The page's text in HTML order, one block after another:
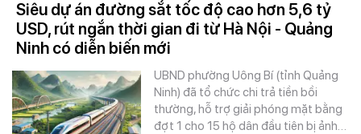
Siêu dự án đường sắt tốc độ cao hơn 5,6 tỷ
USD, rút ngắn thời gian đi từ Hà Nội - Quảng
Ninh có diễn biến mới
UBND phường Uông Bí (tỉnh Quảng
Ninh) đã tổ chức chi trả tiền bồi
thường, hỗ trợ giải phóng mặt bằng
đợt 1 cho 15 hộ dân đầu tiên bị ảnh…